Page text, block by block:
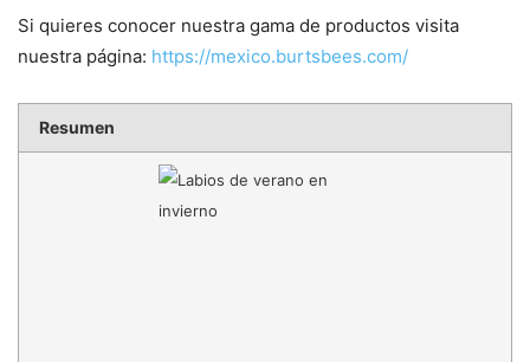
Si quieres conocer nuestra gama de productos visita
nuestra página: https://mexico.burtsbees.com/
Resumen